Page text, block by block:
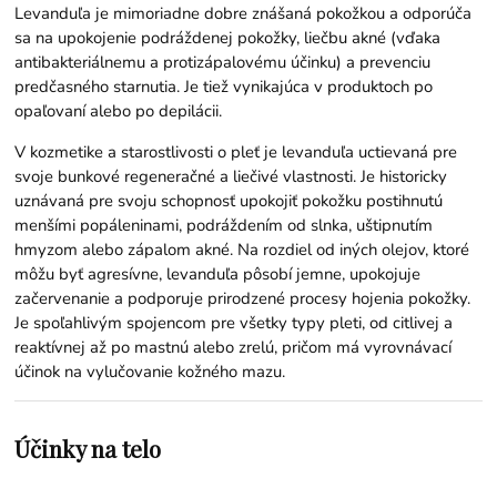
Levanduľa je mimoriadne dobre znášaná pokožkou a odporúča
sa na upokojenie podráždenej pokožky, liečbu akné (vďaka
antibakteriálnemu a protizápalovému účinku) a prevenciu
predčasného starnutia. Je tiež vynikajúca v produktoch po
opaľovaní alebo po depilácii.
V kozmetike a starostlivosti o pleť je levanduľa uctievaná pre
svoje bunkové regeneračné a liečivé vlastnosti. Je historicky
uznávaná pre svoju schopnosť upokojiť pokožku postihnutú
menšími popáleninami, podráždením od slnka, uštipnutím
hmyzom alebo zápalom akné. Na rozdiel od iných olejov, ktoré
môžu byť agresívne, levanduľa pôsobí jemne, upokojuje
začervenanie a podporuje prirodzené procesy hojenia pokožky.
Je spoľahlivým spojencom pre všetky typy pleti, od citlivej a
reaktívnej až po mastnú alebo zrelú, pričom má vyrovnávací
účinok na vylučovanie kožného mazu.
Účinky na telo